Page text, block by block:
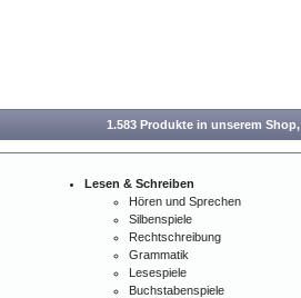
1.583 Produkte in unserem Shop,
Lesen & Schreiben
Hören und Sprechen
Silbenspiele
Rechtschreibung
Grammatik
Lesespiele
Buchstabenspiele